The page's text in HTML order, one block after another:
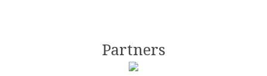
Partners